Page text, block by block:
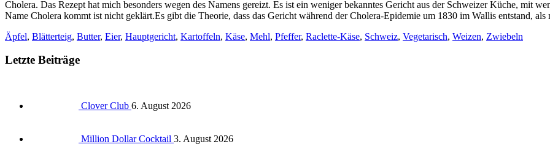
Cholera. Das Rezept hat mich besonders wegen des Namens gereizt. Es ist ein weniger bekanntes Gericht aus der Schweizer Küche, mit
Name Cholera kommt ist nicht geklärt.Es gibt die Theorie, dass das Gericht während der Cholera-Epidemie um 1830 im Wallis entstand,
Äpfel, Blätterteig, Butter, Eier, Hauptgericht, Kartoffeln, Käse, Mehl, Pfeffer, Raclette-Käse, Schweiz, Vegetarisch, Weizen, Zwiebeln
Letzte Beiträge
Clover Club 6. August 2026
Million Dollar Cocktail 3. August 2026